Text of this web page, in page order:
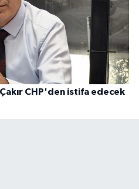
CHP'den istifa edecek